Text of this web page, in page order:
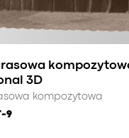
3D
kompozytowa
9